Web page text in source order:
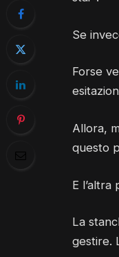
Se
Forse
Allora,
questo
E
La
gestire.